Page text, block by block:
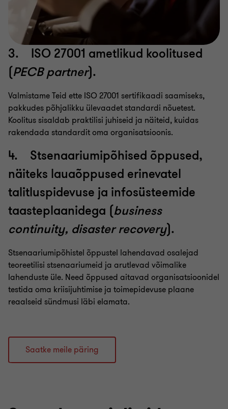
3. ISO 27001 ametlikud koolitused
(PECB partner).
Valmistame Teid ette ISO 27001 sertifikaadi saamiseks,
pakkudes põhjalikku ülevaadet standardi nõuetest.
Koolitus sisaldab praktilisi juhiseid ja näiteid, kuidas
rakendada standardit oma organisatsioonis.
4. Stsenaariumipõhised õppused,
näiteks lauaõppused erinevatel
talitluspidevuse ja infosüsteemide
taasteplaanidega (business
continuity, disaster recovery).
Stsenaariumipõhistel õppustel lahendavad osalejad
teoreetilisi stsenaariumeid ja arutlevad võimalike
lahenduste üle. Need õppused aitavad organisatsioonidel
testida oma kriisijuhtimise ja toimepidevuse plaane
reaalseid sündmusi läbi elamata.
Saatke meile päring